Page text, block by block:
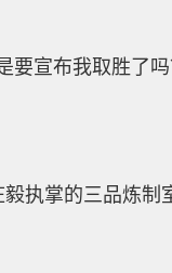
要宣布我取胜了吗
执掌的三品炼制